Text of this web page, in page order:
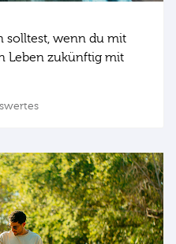
solltest, wenn du mit
Leben zukünftig mit